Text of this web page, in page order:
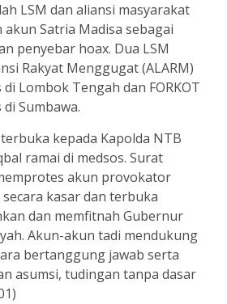
LSM dan aliansi masyarakat
Satria Madisa sebagai
penyebar hoax. Dua LSM
Rakyat Menggugat (ALARM)
Lombok Tengah dan FORKOT
Sumbawa.
kepada Kapolda NTB
ramai di medsos. Surat
akun provokator
kasar dan terbuka
dan memfitnah Gubernur
Akun-akun tadi mendukung
bertanggung jawab serta
asumsi, tudingan tanpa dasar